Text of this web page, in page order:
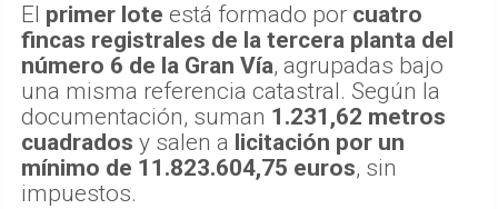
El primer lote está formado por cuatro
fincas registrales de la tercera planta del
número 6 de la Gran Vía, agrupadas bajo
una misma referencia catastral. Según la
documentación, suman 1.231,62 metros
cuadrados y salen a licitación por un
mínimo de 11.823.604,75 euros, sin
impuestos.